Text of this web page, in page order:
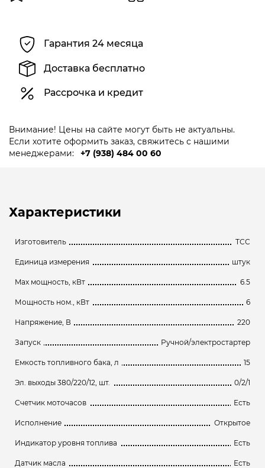
Гарантия 24 месяца
Доставка бесплатно
Рассрочка и кредит
Внимание! Цены на сайте могут быть не актуальны.
Если хотите оформить заказ, свяжитесь с нашими
менеджерами:
+7 (938) 484 00 60
Характеристики
Изготовитель ТСС
Единица измерения штук
Max мощность, кВт 6.5
Мощность ном., кВт 6
Напряжение, В 220
Запуск Ручной/электростартер
Емкость топливного бака, л 15
Эл. выходы 380/220/12, шт. 0/2/1
Счетчик моточасов Есть
Исполнение Открытое
Индикатор уровня топлива Есть
Датчик масла Есть